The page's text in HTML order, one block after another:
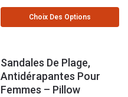
Choix Des Options
Sandales De Plage,
Antidérapantes Pour
Femmes – Pillow